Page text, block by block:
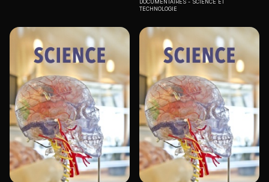
DOCUMENTAIRES
SCIENCE ET
TECHNOLOGIE